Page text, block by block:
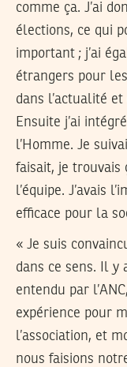
comme ça. J’ai
élections, ce qui
important ; j’ai
étrangers pour
dans l’actualité
Ensuite j’ai
l’Homme. Je
faisait, je trouvais
l’équipe. J’avais
efficace pour la
« Je suis
dans ce sens. Il y
entendu par
expérience pour
l’association, et
nous faisions